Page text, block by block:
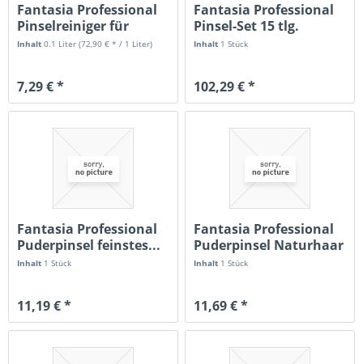
Fantasia Professional
Pinselreiniger für
Puder-...
Inhalt0.1 Liter(72,90 € * / 1 Liter)
7,29 € *
Fantasia Professional
Pinsel-Set 15 tlg.
Inhalt 1 Stück
102,29 € *
Fantasia Professional
Puderpinsel feinstes...
Inhalt 1 Stück
11,19 € *
Fantasia Professional
Puderpinsel Naturhaar
Inhalt 1 Stück
11,69 € *